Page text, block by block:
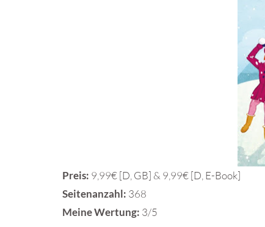
Preis: 9,99€ [D, GB] & 9,99€ [D, E-Book]
Seitenanzahl: 368
Meine Wertung: 3/5